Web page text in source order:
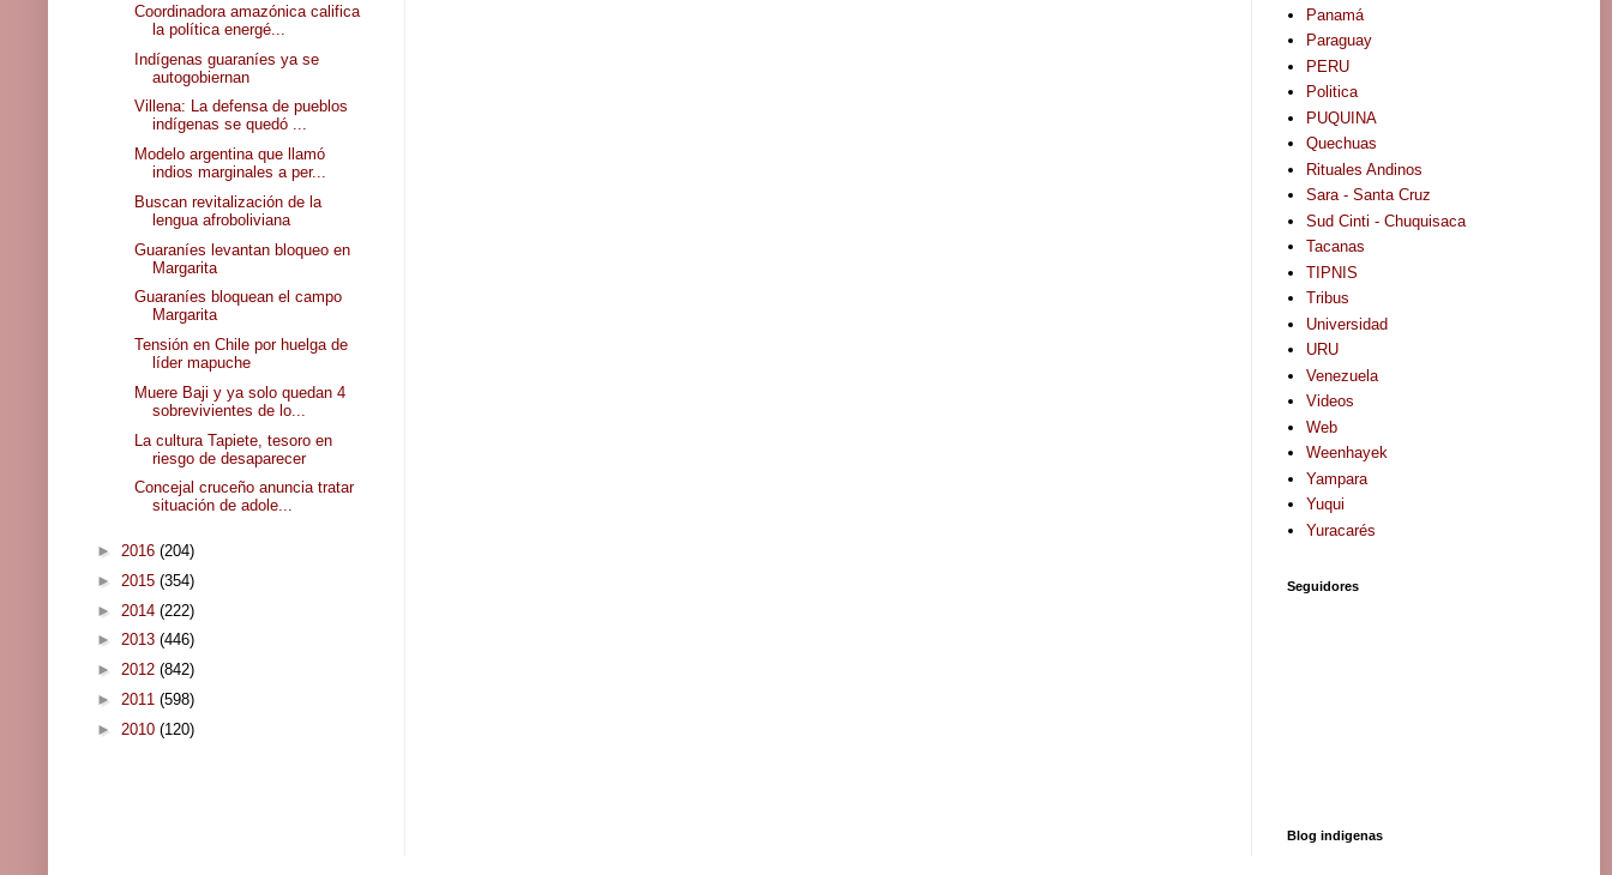
Coordinadora amazónica califica
la política energé...
Indígenas guaraníes ya se
autogobiernan
Villena: La defensa de pueblos
indígenas se quedó ...
Modelo argentina que llamó
indios marginales a per...
Buscan revitalización de la
lengua afroboliviana
Guaraníes levantan bloqueo en
Margarita
Guaraníes bloquean el campo
Margarita
Tensión en Chile por huelga de
líder mapuche
Muere Baji y ya solo quedan 4
sobrevivientes de lo...
La cultura Tapiete, tesoro en
riesgo de desaparecer
Concejal cruceño anuncia tratar
situación de adole...
► 2016 (204)
► 2015 (354)
► 2014 (222)
► 2013 (446)
► 2012 (842)
► 2011 (598)
► 2010 (120)
Panamá
Paraguay
PERU
Politica
PUQUINA
Quechuas
Rituales Andinos
Sara - Santa Cruz
Sud Cinti - Chuquisaca
Tacanas
TIPNIS
Tribus
Universidad
URU
Venezuela
Videos
Web
Weenhayek
Yampara
Yuqui
Yuracarés
Seguidores
Blog indigenas